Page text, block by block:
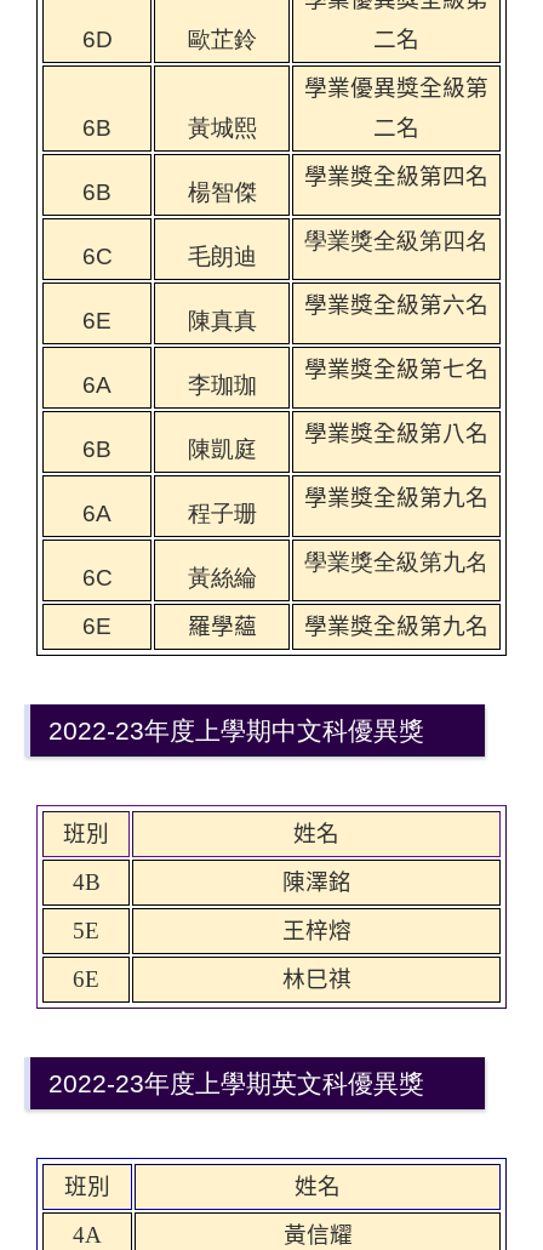
6D 歐芷鈴
二名
6B 黃城熙
學業優異獎全級第
二名
6B 楊智傑
學業獎全級第四名
6C 毛朗迪
學業獎全級第四名
6E 陳真真
學業獎全級第六名
6A 李珈珈
學業獎全級第七名
6B 陳凱庭
學業獎全級第八名
6A 程子珊
學業獎全級第九名
6C 黃絲綸
學業獎全級第九名
6E 羅學蘊 學業獎全級第九名
2022-23年度上學期中文科優異獎
班別
姓名
4B
陳澤銘
5E
王梓熔
6E
林巳祺
2022-23年度上學期英文科優異獎
班別
姓名
4A
黃信耀